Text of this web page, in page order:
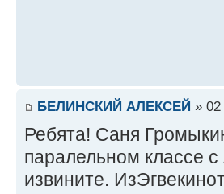
БЕЛИНСКИЙ АЛЕКСЕЙ » 02
Ребята! Саня
паралельном классе
извините.